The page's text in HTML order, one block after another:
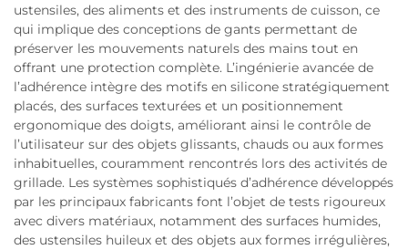
ustensiles, des aliments et des instruments de cuisson, ce
qui implique des conceptions de gants permettant de
préserver les mouvements naturels des mains tout en
offrant une protection complète. L’ingénierie avancée de
l’adhérence intègre des motifs en silicone stratégiquement
placés, des surfaces texturées et un positionnement
ergonomique des doigts, améliorant ainsi le contrôle de
l’utilisateur sur des objets glissants, chauds ou aux formes
inhabituelles, couramment rencontrés lors des activités de
grillade. Les systèmes sophistiqués d’adhérence développés
par les principaux fabricants font l’objet de tests rigoureux
avec divers matériaux, notamment des surfaces humides,
des ustensiles huileux et des objets aux formes irrégulières,